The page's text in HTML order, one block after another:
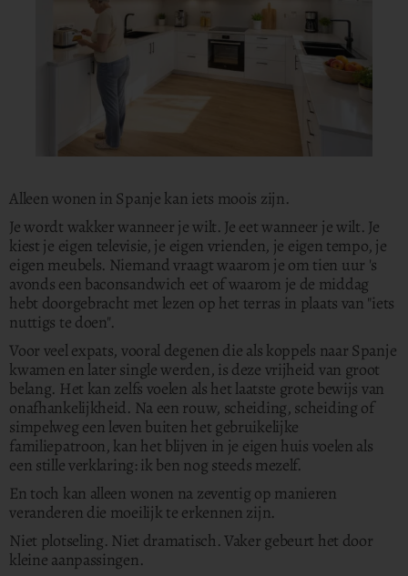
Alleen wonen in Spanje kan iets moois zijn.
Je wordt wakker wanneer je wilt. Je eet wanneer je wilt. Je
kiest je eigen televisie, je eigen vrienden, je eigen tempo, je
eigen meubels. Niemand vraagt waarom je om tien uur 's
avonds een baconsandwich eet of waarom je de middag
hebt doorgebracht met lezen op het terras in plaats van "iets
nuttigs te doen".
Voor veel expats, vooral degenen die als koppels naar Spanje
kwamen en later single werden, is deze vrijheid van groot
belang. Het kan zelfs voelen als het laatste grote bewijs van
onafhankelijkheid. Na een rouw, scheiding, scheiding of
simpelweg een leven buiten het gebruikelijke
familiepatroon, kan het blijven in je eigen huis voelen als
een stille verklaring: ik ben nog steeds mezelf.
En toch kan alleen wonen na zeventig op manieren
veranderen die moeilijk te erkennen zijn.
Niet plotseling. Niet dramatisch. Vaker gebeurt het door
kleine aanpassingen.